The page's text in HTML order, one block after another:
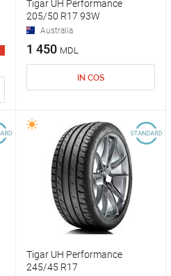
Tigar UH Performance
205/50 R17 93W
Australia
1 450 MDL
IN COS
Tigar UH Performance
245/45 R17